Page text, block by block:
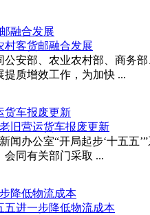
融合发展
公安部、农业农村部、商务
质增效工作，为加快 ...
货车报废更新
闻办公室“开局起步‘十五
同有关部门采取 ...
降低物流成本